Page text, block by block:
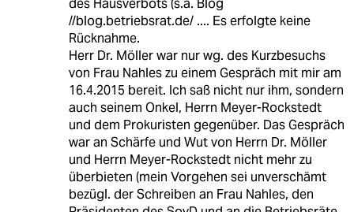
des Hausverbots (s.a. Blog
//blog.betriebsrat.de/ .... Es erfolgte keine
Rücknahme.
Herr Dr. Möller war nur wg. des Kurzbesuchs
von Frau Nahles zu einem Gespräch mit mir am
16.4.2015 bereit. Ich saß nicht nur ihm, sondern
auch seinem Onkel, Herrn Meyer-Rockstedt
und dem Prokuristen gegenüber. Das Gespräch
war an Schärfe und Wut von Herrn Dr. Möller
und Herrn Meyer-Rockstedt nicht mehr zu
überbieten (mein Vorgehen sei unverschämt
bezügl. der Schreiben an Frau Nahles, den